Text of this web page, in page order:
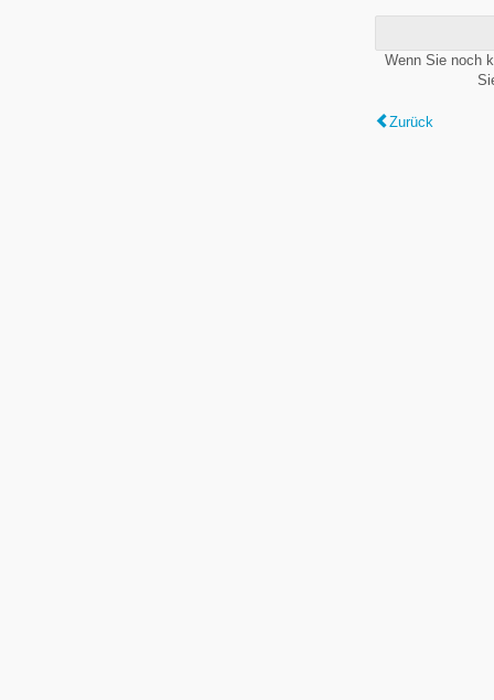
Wenn Sie noch
Zurück